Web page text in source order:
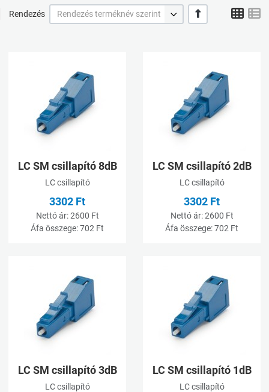
Rendezés Rendezés terméknév szerint +/- Grid
Kívánságlistához adom
Összehasonlításhoz adom
Gyorsnézet
LC SM csillapító 8dB
LC csillapító
3302 Ft
Nettó ár:2600 Ft
Áfa összege:702 Ft
LC SM csillapító 2dB
LC csillapító
3302 Ft
Nettó ár:2600 Ft
Áfa összege:702 Ft
Kívánságlistához adom
Összehasonlításhoz adom
Gyorsnézet
LC SM csillapító 3dB
LC csillapító
LC SM csillapító 1dB
LC csillapító